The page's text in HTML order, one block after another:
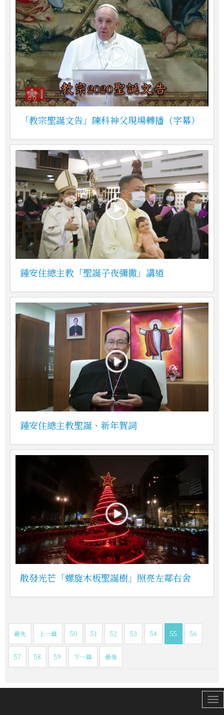
「教宗聖誕文告」陳科神父現場轉播（字幕）
鍾安住總主教「聖誕子夜彌撒」講道
鍾安住總主教聖誕、新年賀詞
散發光芒「螺旋木板聖誕樹」照亮左鄰右舍
最先 上一篇 50 51 52 53 54 55 56
57 58 59 下一篇 最後